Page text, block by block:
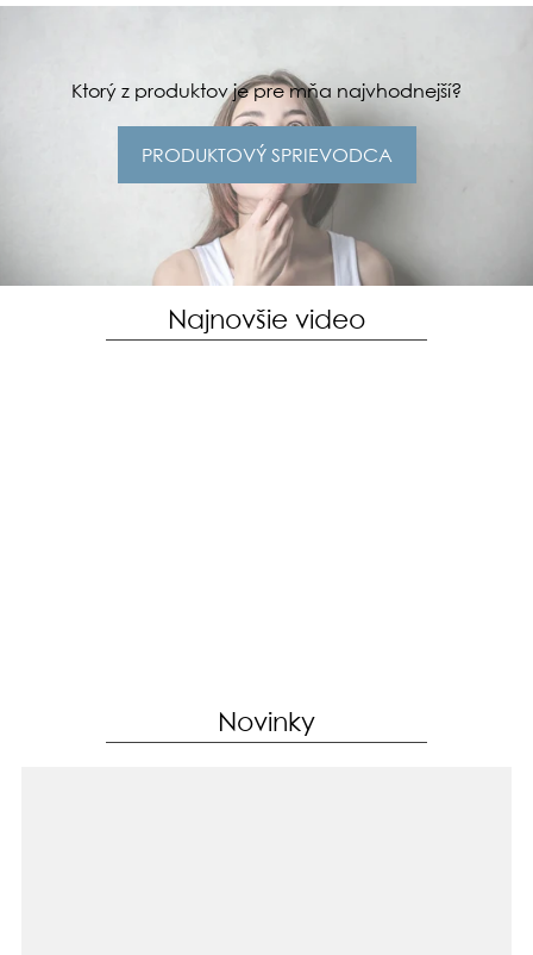
Ktorý z produktov je pre mňa najvhodnejší?
PRODUKTOVÝ SPRIEVODCA
Najnovšie video
Novinky